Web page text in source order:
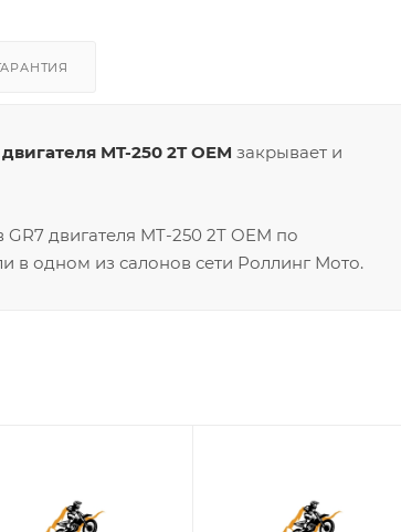
MT-250 2T OEM закрывает и
двигателя MT-250 2T OEM по
в одном из салонов сети Роллинг Мото.